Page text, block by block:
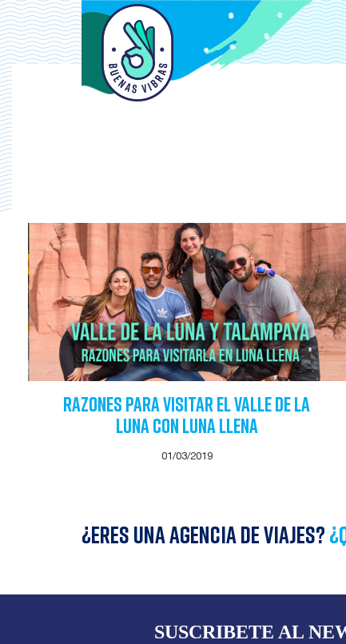
Razones para visitar el Valle de la
Luna con luna llena
01/03/2019
¿Eres una agencia de viajes?
SUSCRIBETE AL